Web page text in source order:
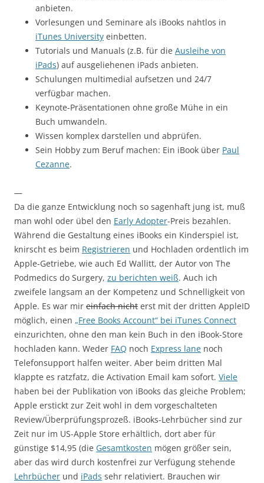
anbieten.
Vorlesungen und Seminare als iBooks nahtlos in
iTunes University einbetten.
Tutorials und Manuals (z.B. für die Ausleihe von
iPads) auf ausgeliehenen iPads anbieten.
Schulungen multimedial aufsetzen und 24/7
verfügbar machen.
Keynote-Präsentationen ohne große Mühe in ein
Buch umwandeln.
Wissen komplex darstellen und abprüfen.
Sein Hobby zum Beruf machen: Ein iBook über Paul
Cezanne.
—
Da die ganze Entwicklung noch so sagenhaft jung ist, muß
man wohl oder übel den Early Adopter-Preis bezahlen.
Während die Gestaltung eines iBooks ein Kinderspiel ist,
knirscht es beim Registrieren und Hochladen ordentlich im
Apple-Getriebe, wie auch Ed Wallitt, der Autor von The
Podmedics do Surgery, zu berichten weiß. Auch ich
zweifele langsam an der Kompetenz und Schnelligkeit von
Apple. Es war mir einfach nicht erst mit der dritten AppleID
möglich, einen „Free Books Account“ bei iTunes Connect
einzurichten, ohne den man kein Buch in den iBook-Store
hochladen kann. Weder FAQ noch Express lane noch
Telefonsupport halfen weiter. Aber beim dritten Mal
klappte es ratzfatz, die Activation Email kam sofort. Viele
haben bei der Publikation von iBooks das gleiche Problem;
Apple erstickt zur Zeit wohl in dem vorgeschalteten
Review/Überprüfungsprozeß. iBooks-Lehrbücher sind zur
Zeit nur im US-Apple Store erhältlich, dort aber für
günstige $14,95 (die Gesamtkosten mögen größer sein,
aber das wird durch kostenfrei zur Verfügung stehende
Lehrbücher und iPads sehr relativiert. Brauchen wir